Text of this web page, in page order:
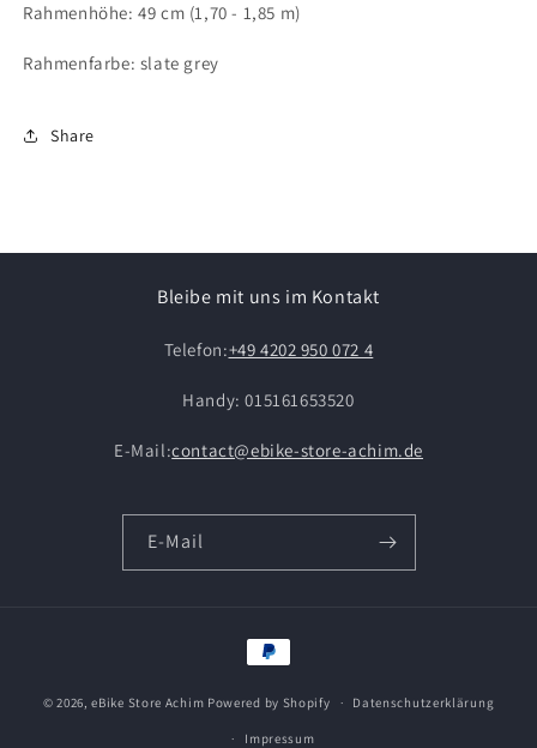
Rahmenhöhe: 49 cm (1,70 - 1,85 m)
Rahmenfarbe: slate grey
Share
Bleibe mit uns im Kontakt
Telefon:+49 4202 950 072 4
Handy: 015161653520
E-Mail:contact@ebike-store-achim.de
E-Mail
Zahlungsmethoden
© 2026,eBike Store Achim Powered by Shopify Datenschutzerklärung
Impressum